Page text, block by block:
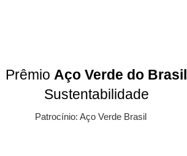
Prêmio Aço Verde do Brasil
Sustentabilidade
Patrocínio: Aço Verde Brasil